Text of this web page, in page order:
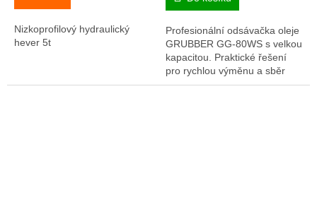
Nizkoprofilový hydraulický
hever 5t
Profesionální odsávačka oleje
GRUBBER GG-80WS s velkou
kapacitou. Praktické řešení
pro rychlou výměnu a sběr
oleje v autoservisech a